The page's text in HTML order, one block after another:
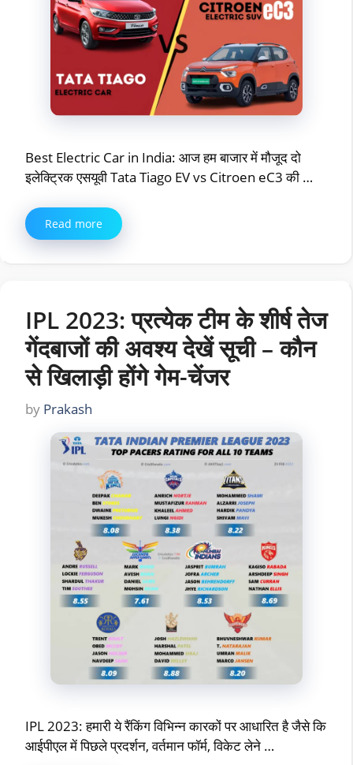
Best Electric Car in India: आज हम बाजार में मौजूद दो
इलेक्ट्रिक एसयूवी Tata Tiago EV vs Citroen eC3 की …
Read more
IPL 2023: प्रत्येक टीम के शीर्ष तेज
गेंदबाजों की अवश्य देखें सूची – कौन
से खिलाड़ी होंगे गेम-चेंजर
by Prakash
IPL 2023: हमारी ये रैंकिंग विभिन्न कारकों पर आधारित है जैसे कि
आईपीएल में पिछले प्रदर्शन, वर्तमान फॉर्म, विकेट लेने …